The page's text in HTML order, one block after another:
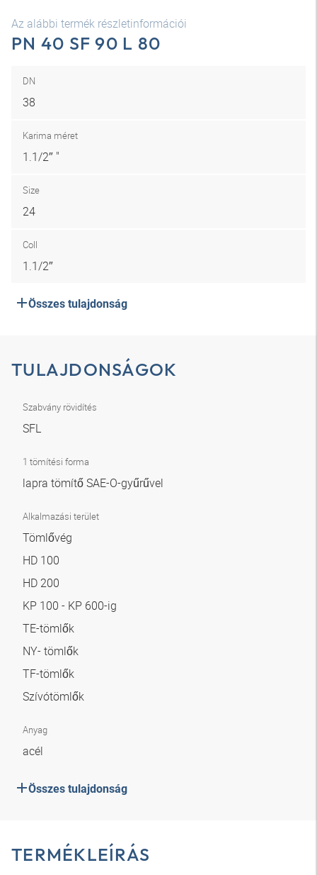
Az alábbi termék részletinformációi
PN 40 SF 90 L 80
DN
38
Karima méret
1.1/2″ "
Size
24
Coll
1.1/2″
Összes tulajdonság
TULAJDONSÁGOK
Szabvány rövidítés
SFL
1 tömítési forma
lapra tömítő SAE-O-gyűrűvel
Alkalmazási terület
Tömlővég
HD 100
HD 200
KP 100 - KP 600-ig
TE-tömlők
NY- tömlők
TF-tömlők
Szívótömlők
Anyag
acél
Összes tulajdonság
TERMÉKLEÍRÁS